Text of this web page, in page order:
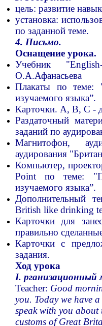
цель: развитие
установка:
по заданной теме.
4. Письмо.
Оснащение урока.
Учебник
О.А.Афанасьева
Плакаты по теме:
изучаемого языка”.
Карточки. А, В, С -
Раздаточный
заданий по
Магнитофон,
аудирования
Компьютер,
Point по теме:
изучаемого языка”.
Дополнительный
British like drinking
Карточки для
правильно
Карточки с
задания.
Ход урока
I. рганизационный
Teacher: Good
you. Today we have
speak with you about
customs of Great